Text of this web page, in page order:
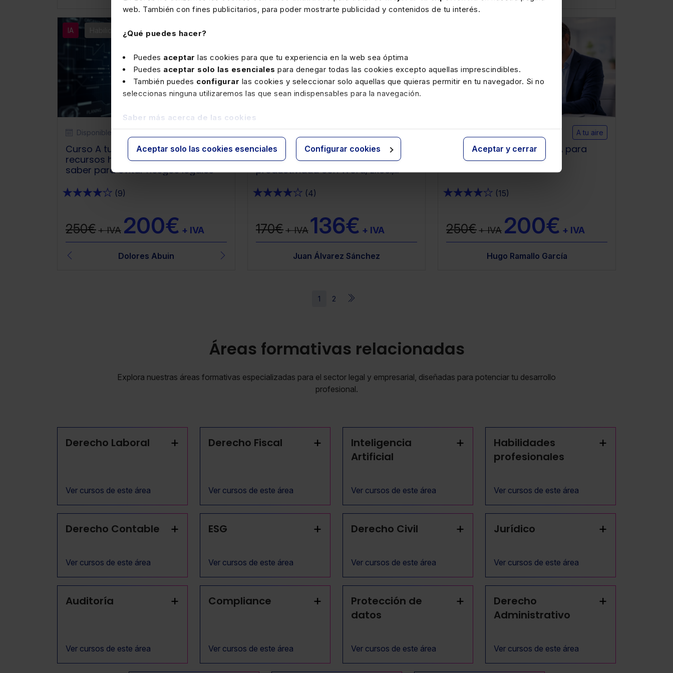
web. También con fines publicitarios, para poder mostrarte publicidad y contenidos de tu interés.
¿Qué puedes hacer?
Puedes aceptar las cookies para que tu experiencia en la web sea óptima
Puedes aceptar solo las esenciales para denegar todas las cookies excepto aquellas imprescindibles.
También puedes configurar las cookies y seleccionar solo aquellas que quieras permitir en tu navegador. Si no
seleccionas ninguna utilizaremos las que sean indispensables para la navegación.
Saber más acerca de las cookies
Aceptar solo las cookies esenciales Configurar cookies Aceptar y cerrar
IA Habilidades Profesionales
Disponible
Curso A tu aire Uso de la IA en
recursos humanos: lo que debes
saber para evitar riesgos legales
★★★★★ (9)
250€+ IVA 200€ + IVA
Dolores Abuin Hugo Ramallo García Dolores Abuin
Curso A tu aire Copilot en Microsoft
365: cómo multiplicar tu
productividad con Word, Excel,
★★★★★ (4)
170€+ IVA136€ + IVA
Juan Álvarez Sánchez Juan Álvarez Sánchez Juan Álvarez Sánchez
A tu aire
Curso A tu aire Agentes IA para
“dummies”
★★★★★ (15)
250€+ IVA 200€ + IVA
Hugo Ramallo García Hugo Ramallo García Hugo Ramallo García
1 2
Áreas formativas relacionadas
Explora nuestras áreas formativas especializadas para el sector legal y empresarial, diseñadas para potenciar tu desarrollo
profesional.
Derecho Laboral +
Ver cursos de este área
Derecho Fiscal +
Ver cursos de este área
Inteligencia
Artificial
+
Ver cursos de este área
Habilidades
profesionales
+
Ver cursos de este área
Derecho Contable +
Ver cursos de este área
ESG +
Ver cursos de este área
Derecho Civil +
Ver cursos de este área
Jurídico +
Ver cursos de este área
Auditoría +
Ver cursos de este área
Compliance +
Ver cursos de este área
Protección de
datos
+
Ver cursos de este área
Derecho
Administrativo
+
Ver cursos de este área